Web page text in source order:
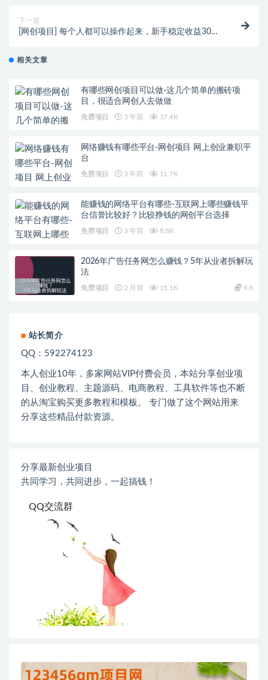
下一篇
[网创项目] 每个人都可以操作起来，新手稳定收益300-
相关文章
有哪些网创项目可以做-这几个简单的搬砖项
目，很适合网创人去做做
免费项目 3 年前 37.4K
网络赚钱有哪些平台-网创项目 网上创业兼职平
台
免费项目 3 年前 11.7K
能赚钱的网络平台有哪些-互联网上哪些赚钱平
台信誉比较好？比较挣钱的网创平台选择
免费项目 3 年前 8.8K
2026年广告任务网怎么赚钱？5年从业者拆解玩
法
免费项目 2 月前 15.1K 9.8
站长简介
QQ：592274123
本人创业10年，多家网站VIP付费会员，本站分享创业项
目、创业教程、主题源码、电商教程、工具软件等也不断
的从淘宝购买更多教程和模板。 专门做了这个网站用来
分享这些精品付款资源。
分享最新创业项目
共同学习，共同进步，一起搞钱！
QQ交流群